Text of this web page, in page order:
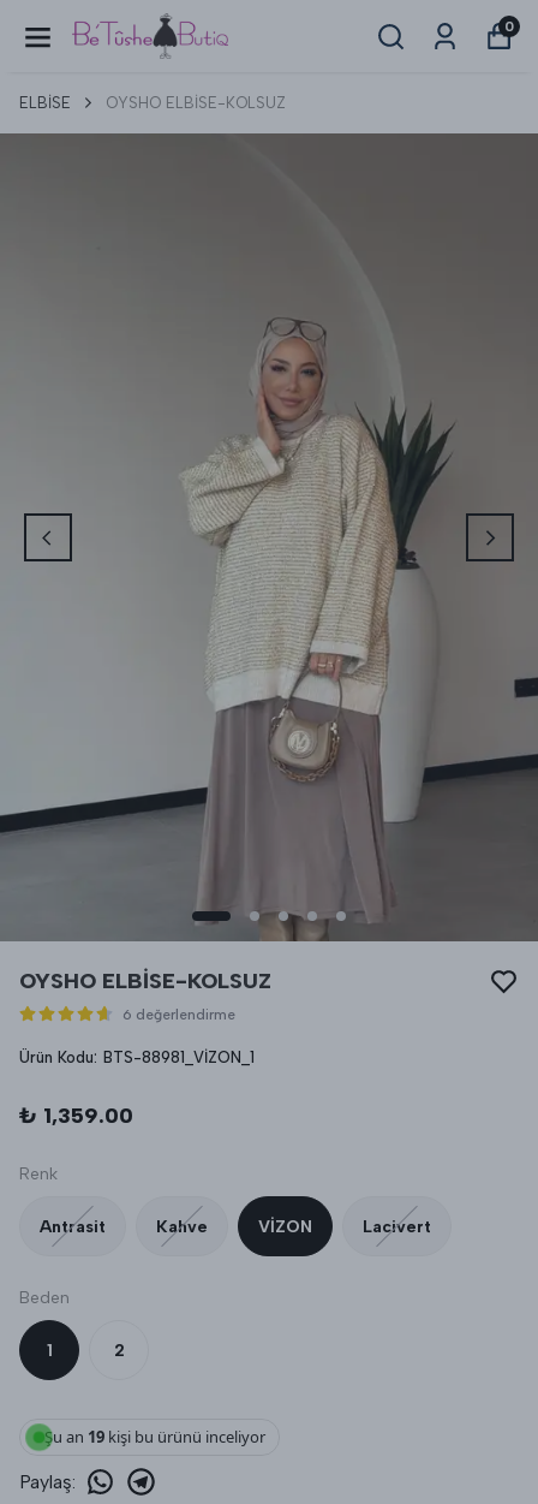
0
ELBİSE OYSHO ELBİSE-KOLSUZ
OYSHO ELBİSE-KOLSUZ
6 değerlendirme
Ürün Kodu: BTS-88981_VİZON_1
₺ 1,359.00
Renk
Antrasit Kahve VİZON Lacivert
Beden
1 2
Şu an 19kişi bu ürünü inceliyor
Paylaş: